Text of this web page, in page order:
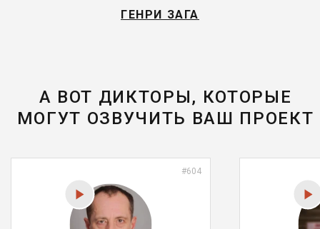
ГЕНРИ ЗАГА
А ВОТ ДИКТОРЫ, КОТОРЫЕ
МОГУТ ОЗВУЧИТЬ ВАШ ПРОЕКТ
#604